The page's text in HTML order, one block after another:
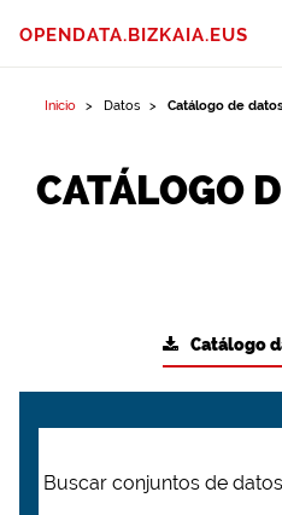
OPENDATA.BIZKAIA.EUS
Inicio Datos Catálogo de
CATÁLOGO
Catálogo